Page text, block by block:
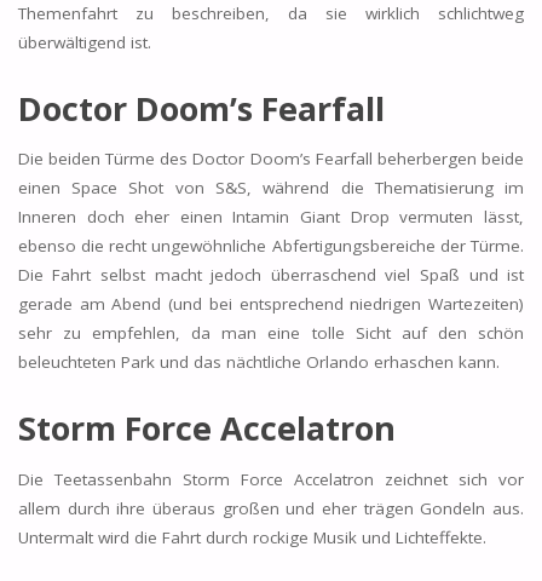
Themenfahrt zu beschreiben, da sie wirklich schlichtweg
überwältigend ist.
Doctor Doom’s Fearfall
Die beiden Türme des Doctor Doom’s Fearfall beherbergen beide
einen Space Shot von S&S, während die Thematisierung im
Inneren doch eher einen Intamin Giant Drop vermuten lässt,
ebenso die recht ungewöhnliche Abfertigungsbereiche der Türme.
Die Fahrt selbst macht jedoch überraschend viel Spaß und ist
gerade am Abend (und bei entsprechend niedrigen Wartezeiten)
sehr zu empfehlen, da man eine tolle Sicht auf den schön
beleuchteten Park und das nächtliche Orlando erhaschen kann.
Storm Force Accelatron
Die Teetassenbahn Storm Force Accelatron zeichnet sich vor
allem durch ihre überaus großen und eher trägen Gondeln aus.
Untermalt wird die Fahrt durch rockige Musik und Lichteffekte.